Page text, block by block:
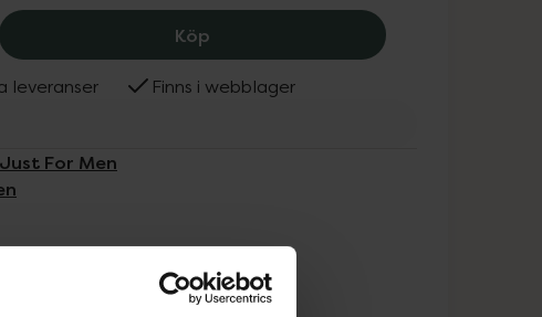
Köp Just For Men Hårfärg Medium brun,
leveranser Finns i webblager
For Men